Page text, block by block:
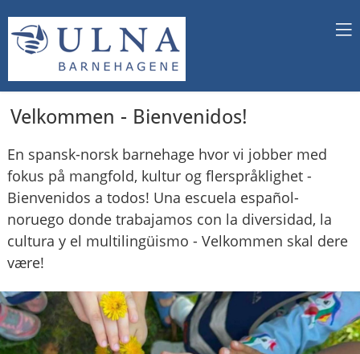
Velkommen - Bienvenidos!
En spansk-norsk barnehage hvor vi jobber med
fokus på mangfold, kultur og flerspråklighet -
Bienvenidos a todos! Una escuela español-
noruego donde trabajamos con la diversidad, la
cultura y el multilingüismo - Velkommen skal dere
være!